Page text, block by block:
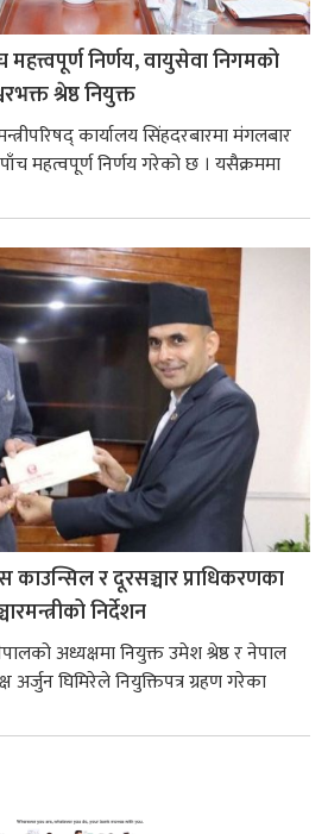
निर्णय, वायुसेवा निगमको
श्रेष्ठ नियुक्त
कार्यालय सिंहदरबारमा मंगलबार
महत्वपूर्ण निर्णय गरेको छ । यसैक्रममा
काउन्सिल र दूरसञ्चार प्राधिकरणका
निर्देशन
अध्यक्षमा नियुक्त उमेश श्रेष्ठ र नेपाल
अर्जुन घिमिरेले नियुक्तिपत्र ग्रहण गरेका